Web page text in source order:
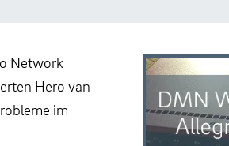
Network
Hero van
im